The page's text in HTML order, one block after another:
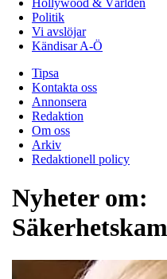
Hollywood & Världen
Politik
Vi avslöjar
Kändisar A-Ö
Tipsa
Kontakta oss
Annonsera
Redaktion
Om oss
Arkiv
Redaktionell policy
Nyheter om: